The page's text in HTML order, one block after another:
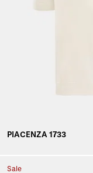
PIACENZA 1733
Sale